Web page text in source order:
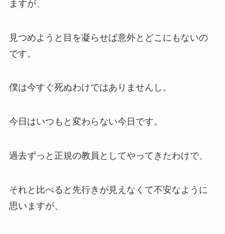
ますが、
見つめようと目を凝らせば意外とどこにもないの
です。
僕は今すぐ死ぬわけではありませんし。
今日はいつもと変わらない今日です。
過去ずっと正規の教員としてやってきたわけで、
それと比べると先行きが見えなくて不安なように
思いますが、